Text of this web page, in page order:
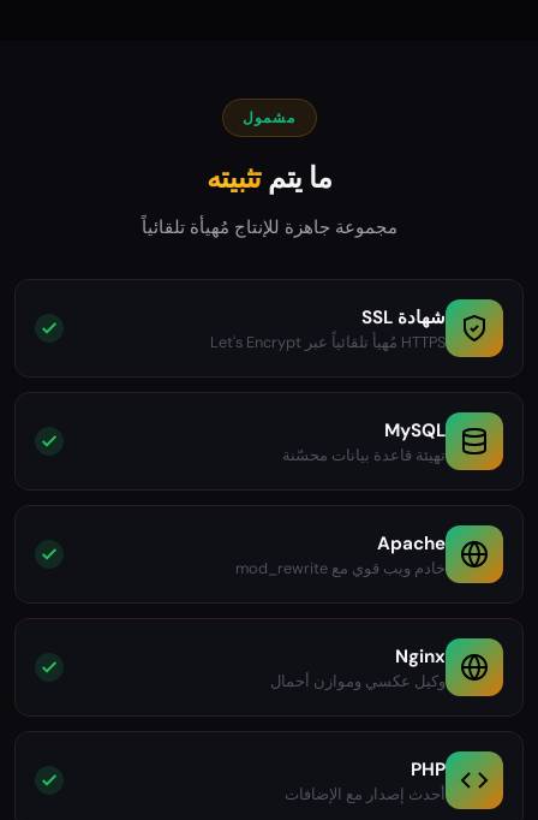
مشمول
ما يتم تثبيته
مجموعة جاهزة للإنتاج مُهيأة تلقائياً
شهادة SSL
HTTPS مُهيأ تلقائياً عبر Let's Encrypt
MySQL
تهيئة قاعدة بيانات محسّنة
Apache
خادم ويب قوي مع mod_rewrite
Nginx
وكيل عكسي وموازن أحمال
PHP
أحدث إصدار مع الإضافات